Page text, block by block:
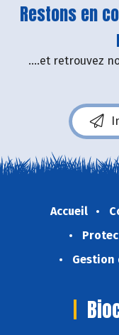
Restons en
....et retrouvez
Accueil
Gestion